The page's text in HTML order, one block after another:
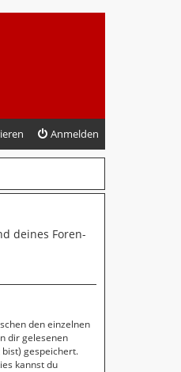
Anmelden
deines Foren-
den einzelnen
dir gelesenen
gespeichert.
kannst du